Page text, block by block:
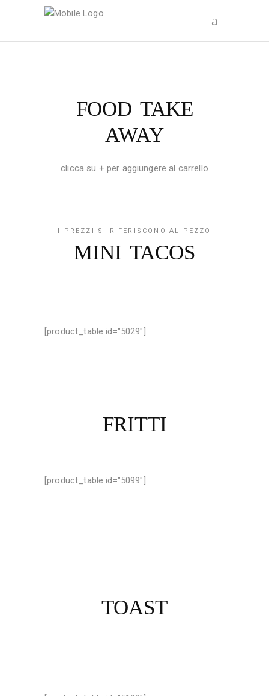
FOOD TAKE
AWAY
clicca su + per aggiungere al carrello
I PREZZI SI RIFERISCONO AL PEZZO
MINI TACOS
[product_table id="5029"]
FRITTI
[product_table id="5099"]
TOAST